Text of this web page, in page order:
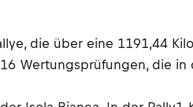
die über eine 1191,44
Wertungsprüfungen, die